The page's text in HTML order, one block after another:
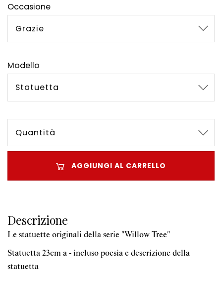
Occasione
Grazie
Modello
Statuetta
Quantità
AGGIUNGI AL CARRELLO
Descrizione
Le statuette originali della serie "Willow Tree"
Statuetta 23cm a - incluso poesia e descrizione della
statuetta